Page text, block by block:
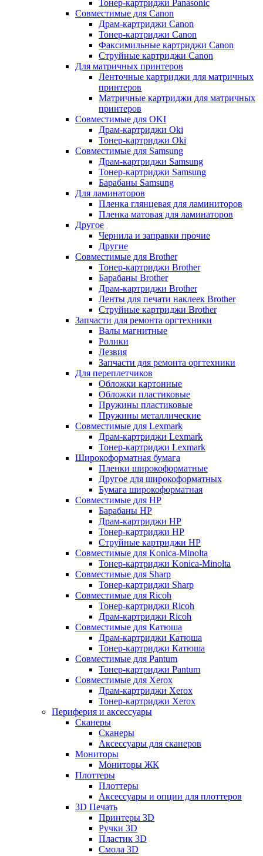
Тонер-картриджи Panasonic
Совместимые для Canon
Драм-картриджи Canon
Тонер-картриджи Canon
Факсимильные картриджи Canon
Струйные картриджи Canon
Для матричных принтеров
Ленточные картриджи для матричных
принтеров
Матричные картриджи для матричных
принтеров
Совместимые для OKI
Драм-картриджи Oki
Тонер-картриджи Oki
Совместимые для Samsung
Драм-картриджи Samsung
Тонер-картриджи Samsung
Барабаны Samsung
Для ламинаторов
Пленка глянцевая для ламиниторов
Пленка матовая для ламинаторов
Другое
Чернила и заправки прочие
Другие
Совместимые для Brother
Тонер-картриджи Brother
Барабаны Brother
Драм-картриджи Brother
Ленты для печати наклеек Brother
Струйные картриджи Brother
Запчасти для ремонта оргтехники
Валы магнитные
Ролики
Лезвия
Запчасти для ремонта оргтехники
Для переплетчиков
Обложки картонные
Обложки пластиковые
Пружины пластиковые
Пружины металлические
Совместимые для Lexmark
Драм-картриджи Lexmark
Тонер-картриджи Lexmark
Широкоформатная бумага
Пленки широкоформатные
Другое для широкоформатных
Бумага широкоформатная
Совместимые для HP
Барабаны HP
Драм-картриджи HP
Тонер-картриджи HP
Струйные картриджи HP
Совместимые для Konica-Minolta
Тонер-картриджи Konica-Minolta
Совместимые для Sharp
Тонер-картриджи Sharp
Совместимые для Ricoh
Тонер-картриджи Ricoh
Драм-картриджи Ricoh
Совместимые для Катюша
Драм-картриджи Катюша
Тонер-картриджи Катюша
Совместимые для Pantum
Тонер-картриджи Pantum
Совместимые для Xerox
Драм-картриджи Xerox
Тонер-картриджи Xerox
Периферия и аксессуары
Сканеры
Сканеры
Аксессуары для сканеров
Мониторы
Мониторы ЖК
Плоттеры
Плоттеры
Аксессуары и опции для плоттеров
3D Печать
Принтеры 3D
Ручки 3D
Пластик 3D
Смола 3D